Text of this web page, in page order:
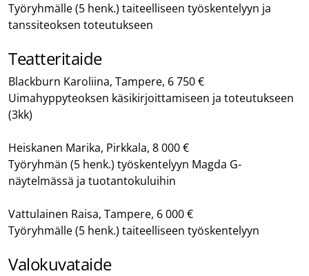
Työryhmälle (5 henk.) taiteelliseen työskentelyyn ja
tanssiteoksen toteutukseen
Teatteritaide
Blackburn Karoliina, Tampere, 6 750 €
Uimahyppyteoksen käsikirjoittamiseen ja toteutukseen
(3kk)
Heiskanen Marika, Pirkkala, 8 000 €
Työryhmän (5 henk.) työskentelyyn Magda G-
näytelmässä ja tuotantokuluihin
Vattulainen Raisa, Tampere, 6 000 €
Työryhmälle (5 henk.) taiteelliseen työskentelyyn
Valokuvataide